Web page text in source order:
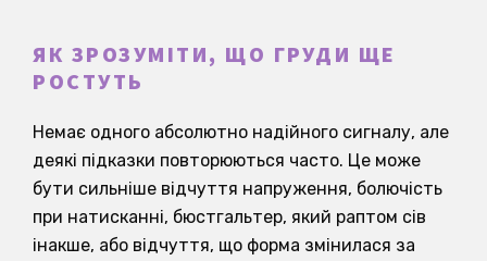
ЯК ЗРОЗУМІТИ, ЩО ГРУДИ ЩЕ
РОСТУТЬ
Немає одного абсолютно надійного сигналу, але
деякі підказки повторюються часто. Це може
бути сильніше відчуття напруження, болючість
при натисканні, бюстгальтер, який раптом сів
інакше, або відчуття, що форма змінилася за